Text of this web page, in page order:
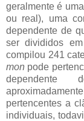
geralmente é
ou real), uma
dependente de
ser divididos
compilou 241
mon pode
dependente
pertencentes a
individuais,